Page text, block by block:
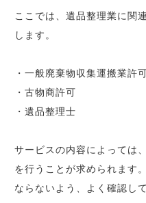
ここでは、遺品整理業に関
します。
・一般廃棄物収集運搬業許
・古物商許可
・遺品整理士
サービスの内容によっては
を行うことが求められます
ならないよう、よく確認し